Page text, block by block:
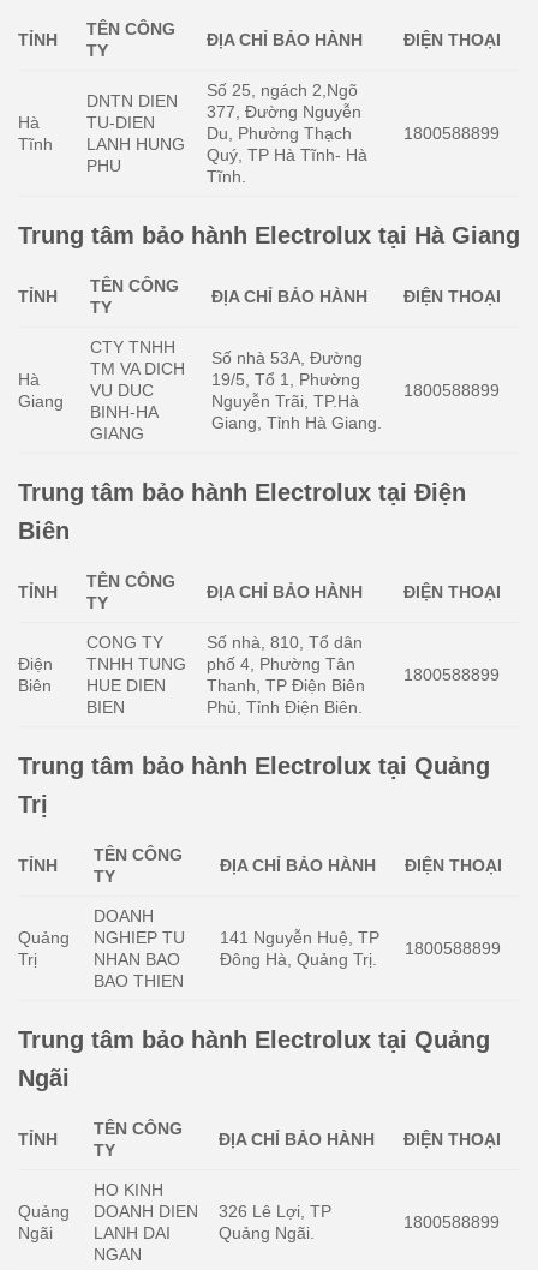
TỈNH
TÊN CÔNG
TY
ĐỊA CHỈ BẢO HÀNH ĐIỆN THOẠI
Hà
Tĩnh
DNTN DIEN
TU-DIEN
LANH HUNG
PHU
Số 25, ngách 2,Ngõ
377, Đường Nguyễn
Du, Phường Thạch
Quý, TP Hà Tĩnh- Hà
Tĩnh.
1800588899
Trung tâm bảo hành Electrolux tại Hà Giang
TỈNH
TÊN CÔNG
TY
ĐỊA CHỈ BẢO HÀNH ĐIỆN THOẠI
Hà
Giang
CTY TNHH
TM VA DICH
VU DUC
BINH-HA
GIANG
Số nhà 53A, Đường
19/5, Tổ 1, Phường
Nguyễn Trãi, TP.Hà
Giang, Tỉnh Hà Giang.
1800588899
Trung tâm bảo hành Electrolux tại Điện
Biên
TỈNH
TÊN CÔNG
TY
ĐỊA CHỈ BẢO HÀNH ĐIỆN THOẠI
Điện
Biên
CONG TY
TNHH TUNG
HUE DIEN
BIEN
Số nhà, 810, Tổ dân
phố 4, Phường Tân
Thanh, TP Điện Biên
Phủ, Tỉnh Điện Biên.
1800588899
Trung tâm bảo hành Electrolux tại Quảng
Trị
TỈNH
TÊN CÔNG
TY
ĐỊA CHỈ BẢO HÀNH ĐIỆN THOẠI
Quảng
Trị
DOANH
NGHIEP TU
NHAN BAO
BAO THIEN
141 Nguyễn Huệ, TP
Đông Hà, Quảng Trị.
1800588899
Trung tâm bảo hành Electrolux tại Quảng
Ngãi
TỈNH
TÊN CÔNG
TY
ĐỊA CHỈ BẢO HÀNH ĐIỆN THOẠI
Quảng
Ngãi
HO KINH
DOANH DIEN
LANH DAI
NGAN
326 Lê Lợi, TP
Quảng Ngãi.
1800588899